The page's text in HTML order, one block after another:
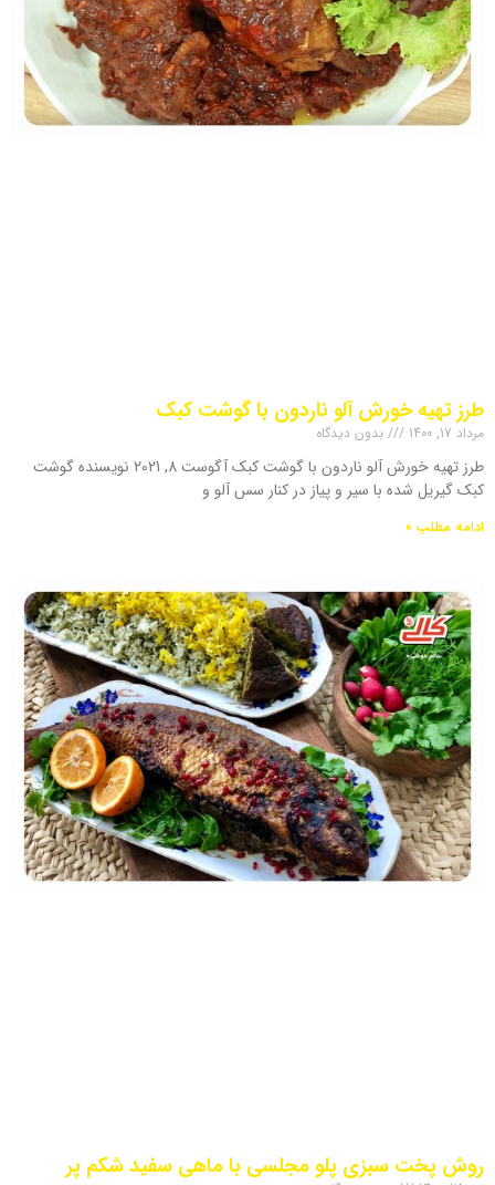
طرز تهیه خورش آلو ناردون با گوشت کبک
مرداد 17, 1400 بدون دیدگاه
طرز تهیه خورش آلو ناردون با گوشت کبک آگوست 8, 2021 نویسنده گوشت
کبک گیریل شده با سیر و پیاز در کنار سس آلو و
ادامه مطلب »
روش پخت سبزی پلو مجلسی با ماهی سفید شکم پر